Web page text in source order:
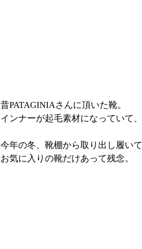
昔PATAGINIAさんに頂いた靴。
インナーが起毛素材になっていて
今年の冬、靴棚から取り出し履い
お気に入りの靴だけあって残念。